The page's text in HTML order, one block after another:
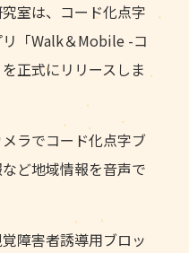
室は、コード化点字
「Walk＆Mobile -コ
正式にリリースしま
ラでコード化点字ブ
ど地域情報を音声で
障害者誘導用ブロッ